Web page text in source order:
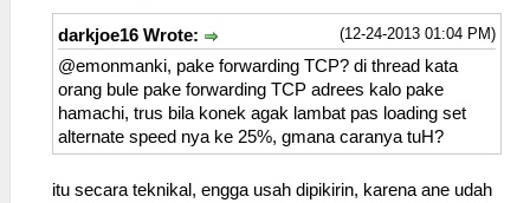
(12-24-2013 01:04 PM)
darkjoe16 Wrote:
@emonmanki, pake forwarding TCP? di thread kata
orang bule pake forwarding TCP adrees kalo pake
hamachi, trus bila konek agak lambat pas loading set
alternate speed nya ke 25%, gmana caranya tuH?
itu secara teknikal, engga usah dipikirin, karena ane udah